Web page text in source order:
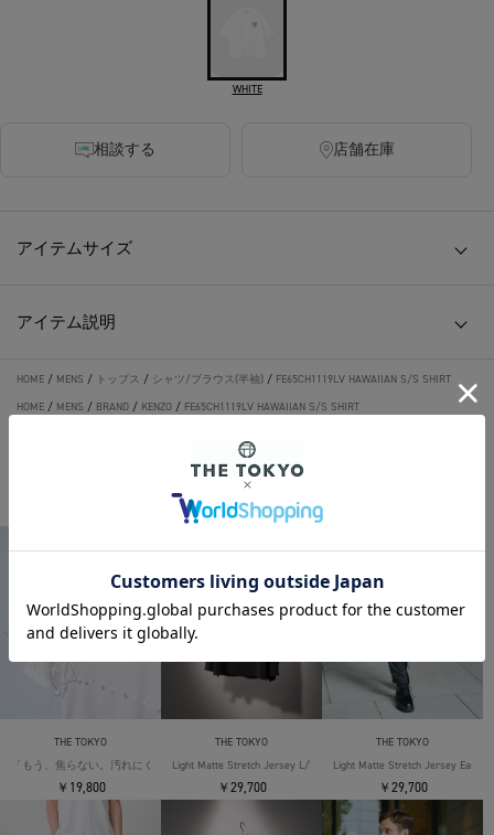
WHITE
相談する 店舗在庫
アイテムサイズ
アイテム説明
HOME / MENS / トップス / シャツ/ブラウス(半袖) / FE65CH1119LV HAWAIIAN S/S SHIRT
HOME / MENS / BRAND / KENZO / FE65CH1119LV HAWAIIAN S/S SHIRT
THE TOKYO ORIGINAL ITEMS
THE TOKYO
「もう、焦らない。汚れにくい」SOLOTEX Jersey S/S T-Shirts
￥19,800
THE TOKYO
Light Matte Stretch Jersey L/S Shirt
￥29,700
THE TOKYO
Light Matte Stretch Jersey Easy
￥29,700